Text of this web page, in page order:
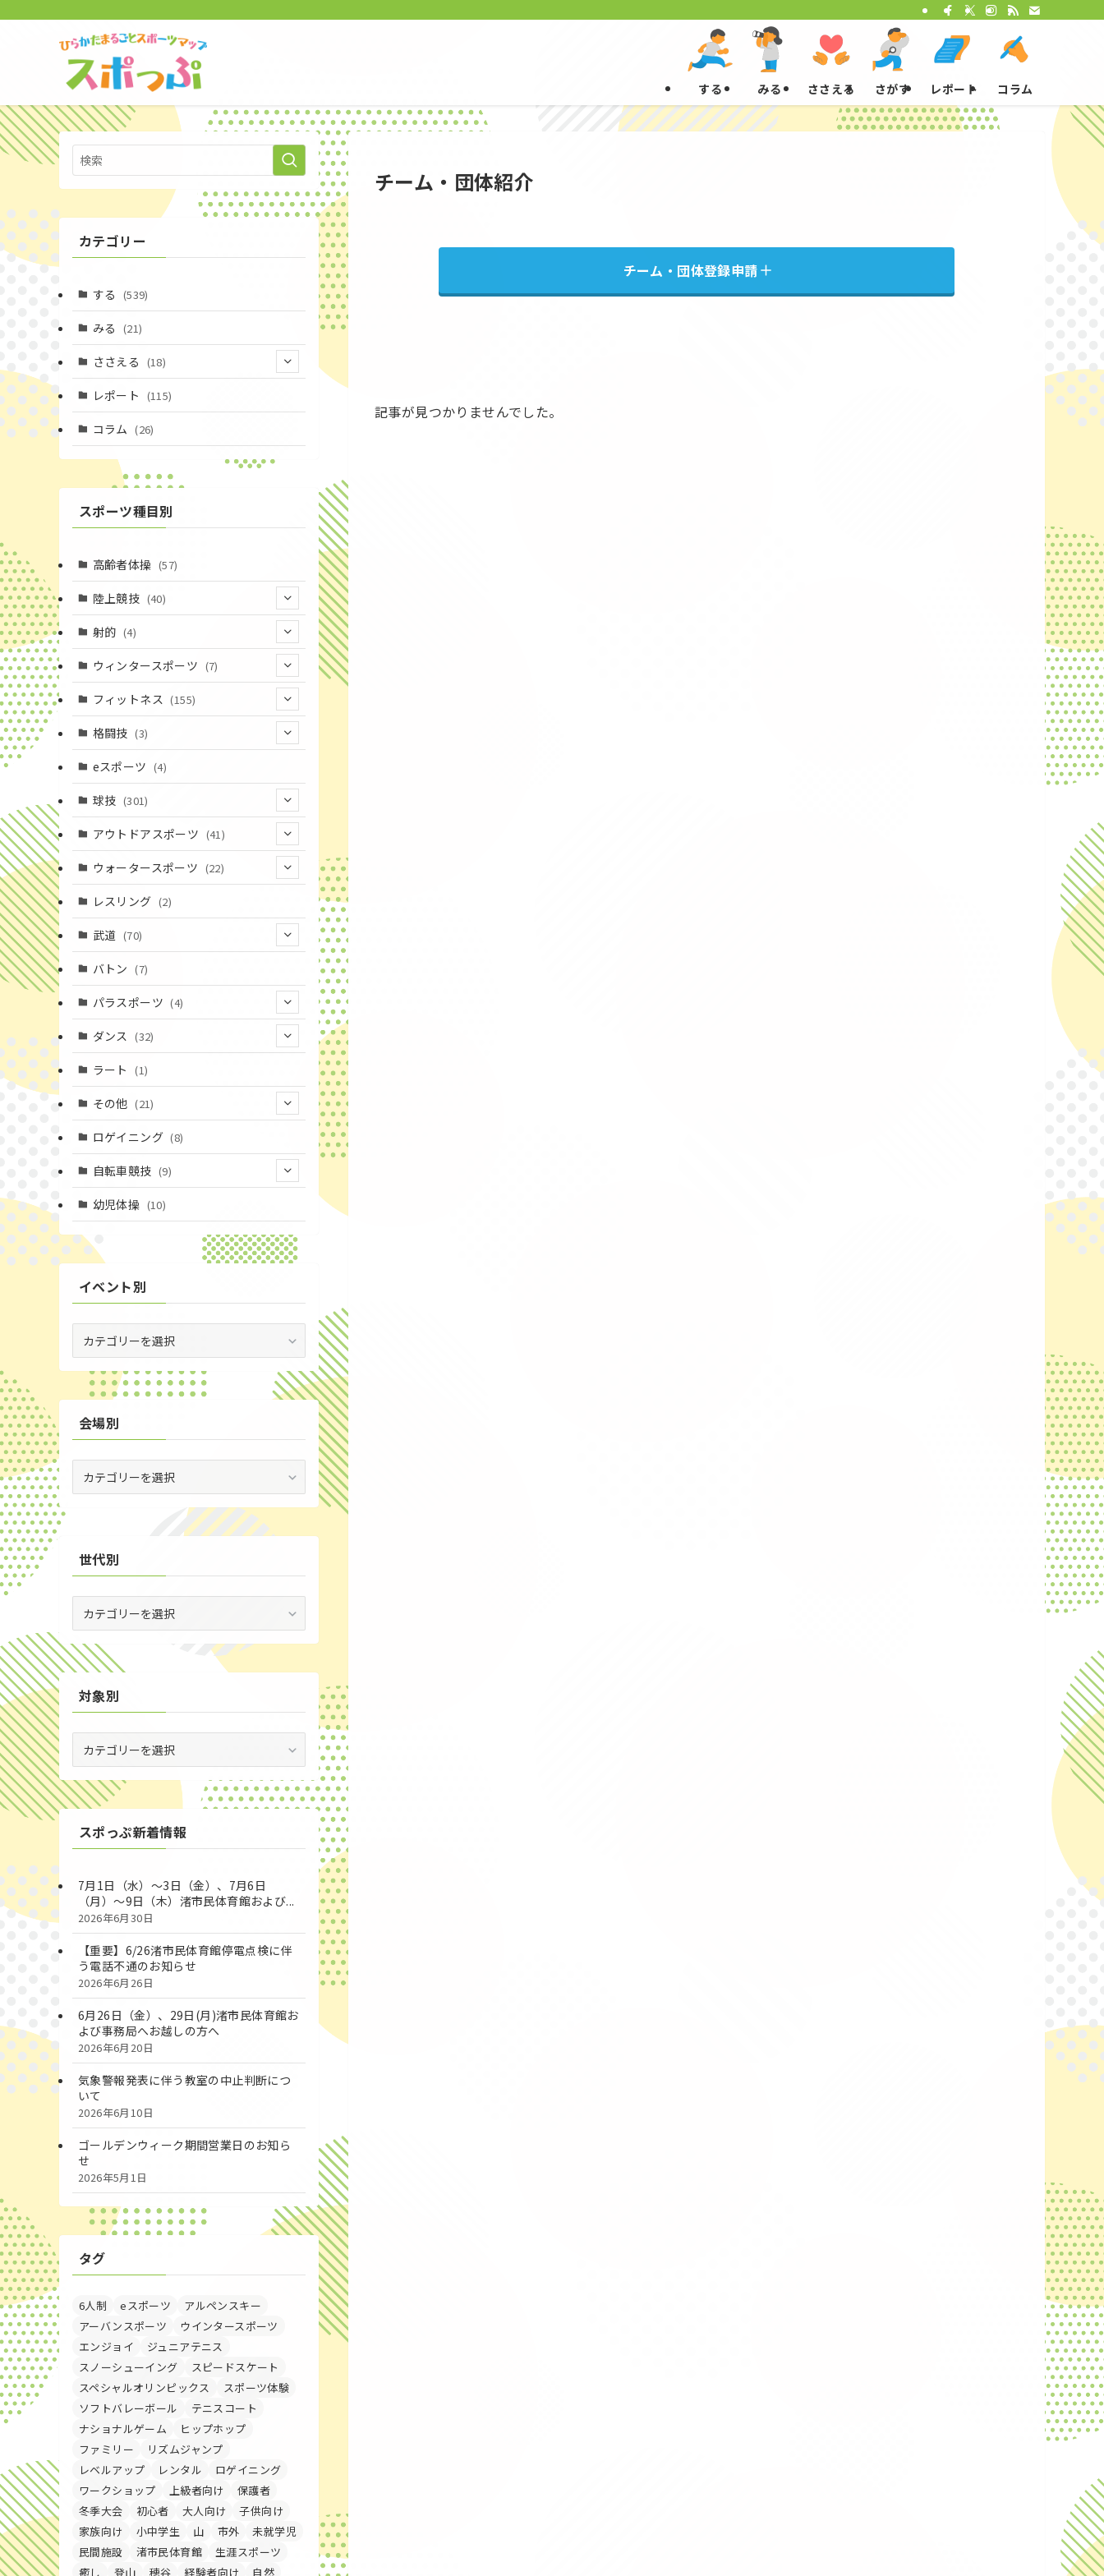
する みる ささえる さがす レポート コラム
チーム・団体紹介
チーム・団体登録申請
記事が見つかりませんでした。
カテゴリー
する (539)
みる (21)
ささえる (18)
(4)
(1)
レポート (115)
コラム (26)
スポーツ種目別
高齢者体操 (57)
陸上競技 (40)
(2)
(1)
射的 (4)
(4)
ウィンタースポーツ (7)
(7)
フィットネス (155)
(16)
(37)
(18)
(43)
(52)
格闘技 (3)
(3)
eスポーツ (4)
球技 (301)
(20)
(19)
(16)
(12)
(19)
(11)
(3)
(14)
(4)
(20)
(19)
(2)
(5)
アウトドアスポーツ (41)
(4)
(8)
ウォータースポーツ (22)
(7)
(15)
(1)
レスリング (2)
武道 (70)
(1)
(23)
(9)
(16)
(7)
バトン (7)
パラスポーツ (4)
ダンス (32)
(3)
(2)
ラート (1)
その他 (21)
(4)
(1)
ロゲイニング (8)
自転車競技 (9)
幼児体操 (10)
イベント別
ン
別
会場別
世代別
別
対象別
別
スポっぷ新着情報
7月1日（水）～3日（金）、7月6日
（月）～9日（木）渚市民体育館および...
2026年6月30日
【重要】6/26渚市民体育館停電点検に伴
う電話不通のお知らせ
2026年6月26日
6月26日（金）、29日(月)渚市民体育館お
よび事務局へお越しの方へ
2026年6月20日
気象警報発表に伴う教室の中止判断につ
いて
2026年6月10日
ゴールデンウィーク期間営業日のお知ら
せ
2026年5月1日
タグ
6人制 eスポーツ
アルペンスキー
アーバンスポーツ
ウインタースポーツ
エンジョイ
ジュニアテニス
スノーシューイング
スピードスケート
スペシャルオリンピックス
スポーツ体験
ソフトバレーボール
テニスコート
ナショナルゲーム
ヒップホップ
ファミリー
リズムジャンプ
レベルアップ
レンタル
ロゲイニング
ワークショップ
上級者向け
保護者
冬季大会
初心者 大人向け
子供向け
家族向け
小中学生 山 市外
未就学児
民間施設
渚市民体育館
生涯スポーツ
癒し
登山 穂谷 経験者向け 自然